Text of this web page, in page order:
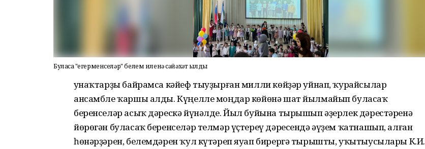
Буласаҡ "егерменселәр" белем иленә сәйәхәт ҡылды
Ҡунаҡтарҙы байрамса кәйеф тыуҙырған милли көйҙәр уйнап, ҡурайсылар
ансамбле ҡаршы алды. Күңелле моңдар көйөнә шат йылмайып буласаҡ
беренселәр асыҡ дәрескә йүнәлде. Йыл буйына тырышып әҙерлек дәрестәренә
йөрөгән буласаҡ беренселәр телмәр үҫтереү дәресендә әүҙем ҡатнашып, алған
һөнәрҙәрен, белемдәрен ҡул күтәреп яуап бирергә тырышты, уҡытыусылары К.И.